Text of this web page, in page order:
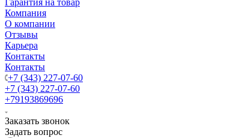
Гарантия на товар
Компания
О компании
Отзывы
Карьера
Контакты
Контакты
+7 (343) 227-07-60
+7 (343) 227-07-60
+79193869696
Заказать звонок
Задать вопрос